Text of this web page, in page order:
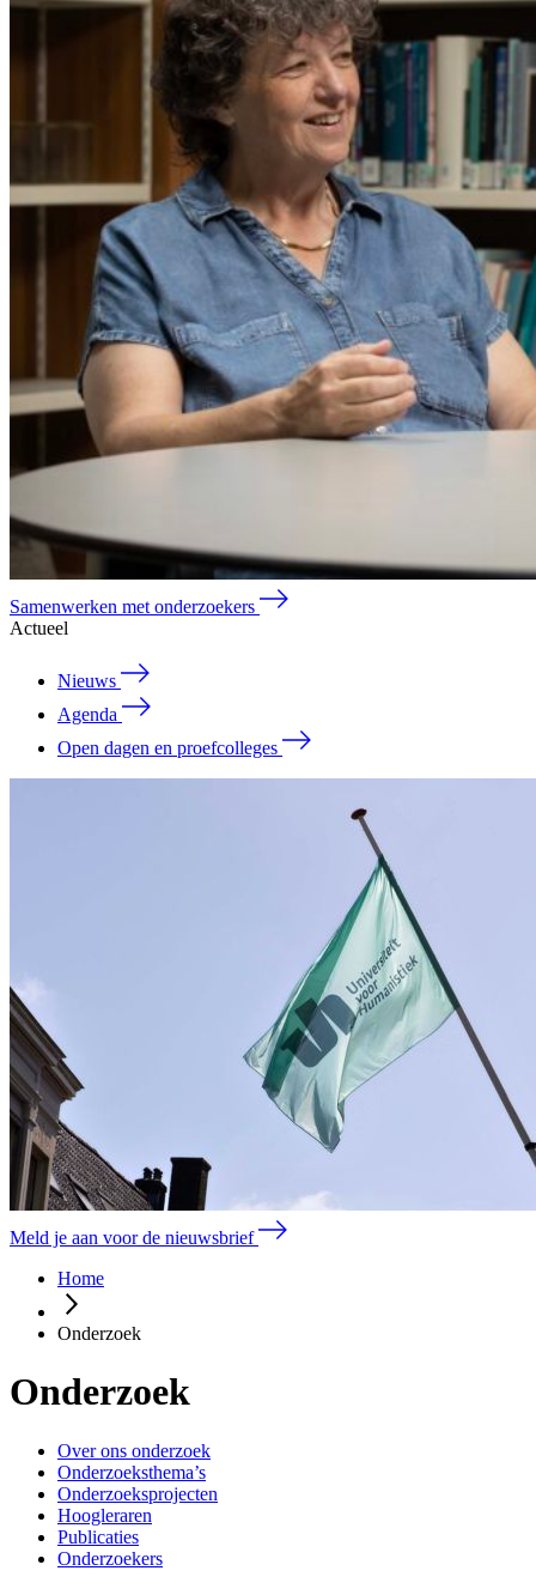
Samenwerken met onderzoekers
Actueel
Nieuws
Agenda
Open dagen en proefcolleges
Meld je aan voor de nieuwsbrief
Home
Onderzoek
Onderzoek
Over ons onderzoek
Onderzoeksthema’s
Onderzoeksprojecten
Hoogleraren
Publicaties
Onderzoekers